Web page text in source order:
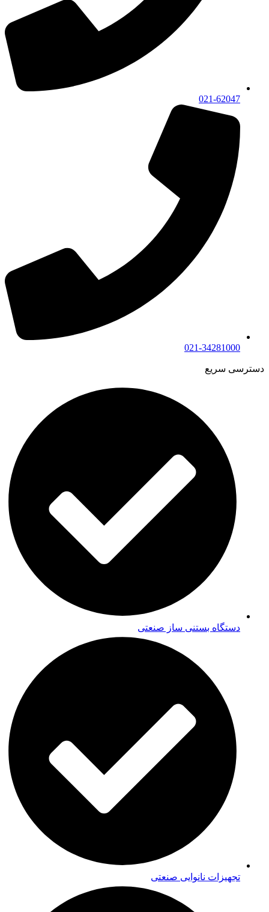
021-62047
021-34281000
دسترسی سریع
دستگاه بستنی ساز صنعتی
تجهیزات نانوایی صنعتی